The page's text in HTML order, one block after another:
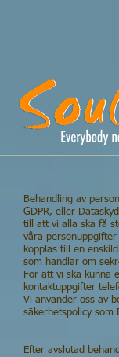
Behandling av
GDPR, eller
till att vi alla ska få
våra
kopplas till en
som handlar om
För att vi ska kunna
kontaktuppgifter
Vi använder oss av
säkerhetspolicy som
Efter avslutad